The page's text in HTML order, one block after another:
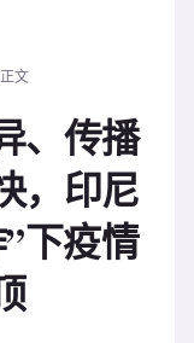
文
、传播
，印尼
下疫情